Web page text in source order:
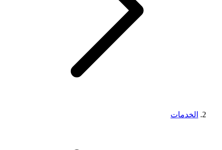
الخدمات